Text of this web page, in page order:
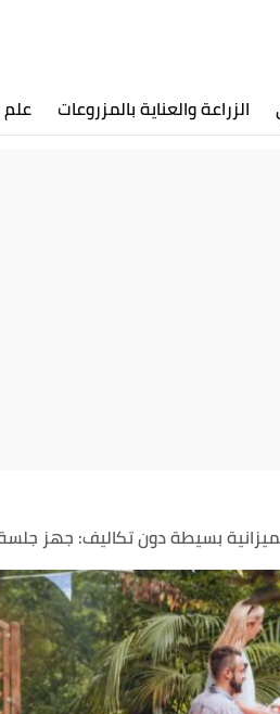
الزراعة والعناية بالمزروعات علم
بسيطة دون تكاليف: جهز